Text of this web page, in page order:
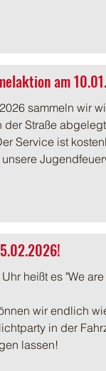
am
sammeln wir
Straße
Service ist
heißt es "We
wir endlich
in der
lassen!